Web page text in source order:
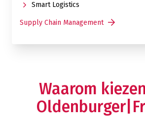
Smart Logistics
Supply Chain Management
Waarom